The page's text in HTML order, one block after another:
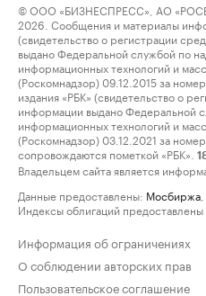
© ООО «БИЗНЕСПРЕСС», АО
2026. Сообщения и материалы
(свидетельство о регистрации
выдано Федеральной службой по
информационных технологий и
(Роскомнадзор) 09.12.2015 за
издания «РБК» (свидетельство о
информации выдано Федеральной
информационных технологий и
(Роскомнадзор) 03.12.2021 за
сопровождаются пометкой «РБК».
Владельцем сайта является
Данные предоставлены: Мосбиржа
Индексы облигаций предоставлены
Информация об ограничениях
О соблюдении авторских прав
Пользовательское соглашение